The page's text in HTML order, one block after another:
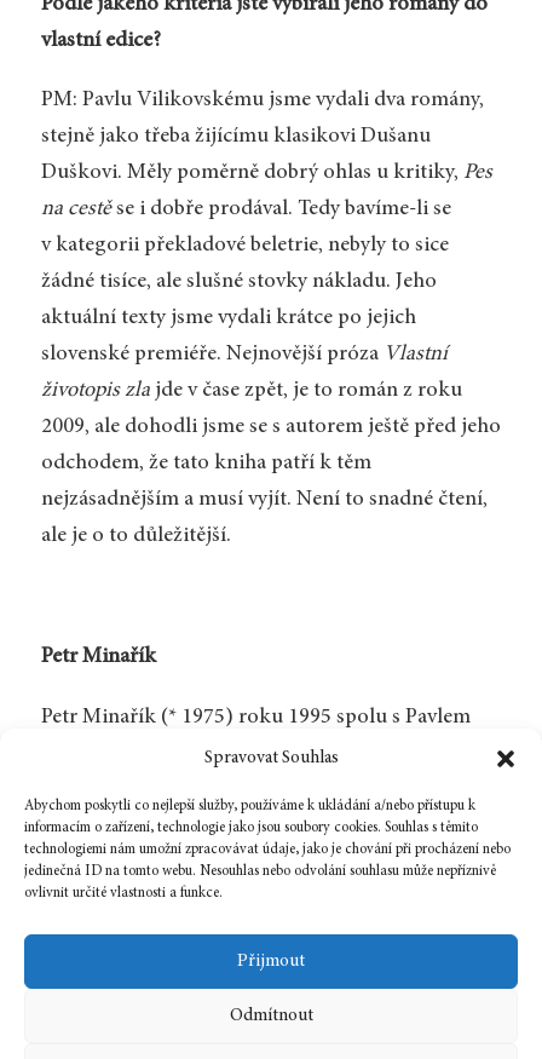
Spravovat Souhlas
Abychom poskytli co nejlepší služby, používáme k ukládání a/nebo přístupu k
informacím o zařízení, technologie jako jsou soubory cookies. Souhlas s těmito
technologiemi nám umožní zpracovávat údaje, jako je chování při procházení nebo
jedinečná ID na tomto webu. Nesouhlas nebo odvolání souhlasu může nepříznivě
ovlivnit určité vlastnosti a funkce.
Přijmout
Odmítnout
vlastní edice?
PM: Pavlu Vilikovskému jsme vydali dva romány,
stejně jako třeba žijícímu klasikovi Dušanu
Duškovi. Měly poměrně dobrý ohlas u kritiky, Pes
na cestěse i dobře prodával. Tedy bavíme-li se
v kategorii překladové beletrie, nebyly to sice
žádné tisíce, ale slušné stovky nákladu. Jeho
aktuální texty jsme vydali krátce po jejich
slovenské premiéře. Nejnovější próza Vlastní
životopis zlajde v čase zpět, je to román z roku
2009, ale dohodli jsme se s autorem ještě před jeho
odchodem, že tato kniha patří k těm
nejzásadnějším a musí vyjít. Není to snadné čtení,
ale je o to důležitější.
Petr Minařík
Petr Minařík (* 1975) roku 1995 spolu s Pavlem
Řehoříkem spoluzaložil brněnské nakladatelství
literárního festivalu Měsíc autorského čtení
(MAČ) a šéfredaktor časopisuRozRazil.